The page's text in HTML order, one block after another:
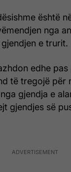
është
nga
e trurit.
edhe
të tregojë për
gjendja e
gjendjes së